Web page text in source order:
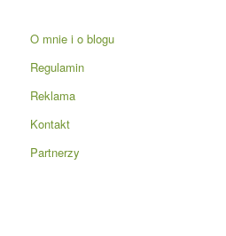
O mnie i o blogu
Regulamin
Reklama
Kontakt
Partnerzy